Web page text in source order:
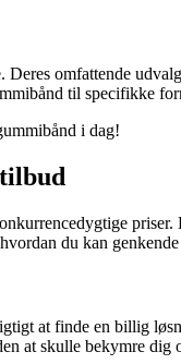
omfattende
til specifikke
i dag!
du kan
at finde en billig
at skulle bekymre dig